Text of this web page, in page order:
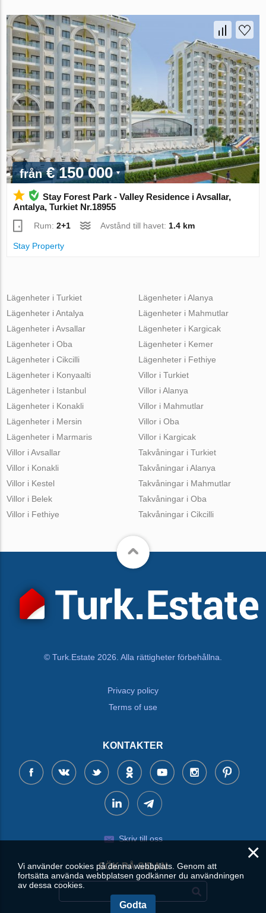
från€ 150 000
Stay Forest Park - Valley Residence i Avsallar,
Antalya, Turkiet Nr.18955
Rum:2+1 Avstånd till havet:1.4 km
Stay Property
Lägenheter i Turkiet
Lägenheter i Antalya
Lägenheter i Avsallar
Lägenheter i Oba
Lägenheter i Cikcilli
Lägenheter i Alanya
Lägenheter i Mahmutlar
Lägenheter i Kargicak
Lägenheter i Kemer
Lägenheter i Fethiye
Lägenheter i Konyaalti
Lägenheter i Istanbul
Lägenheter i Konakli
Lägenheter i Mersin
Lägenheter i Marmaris
Villor i Turkiet
Villor i Alanya
Villor i Mahmutlar
Villor i Oba
Villor i Kargicak
Villor i Avsallar
Villor i Konakli
Villor i Kestel
Villor i Belek
Villor i Fethiye
Takvåningar i Turkiet
Takvåningar i Alanya
Takvåningar i Mahmutlar
Takvåningar i Oba
Takvåningar i Cikcilli
© Turk.Estate 2026. Alla rättigheter förbehållna.
Privacy policy
Terms of use
KONTAKTER
Skriv till oss
SÖK PÅ SIDAN
×
Vi använder cookies på denna webbplats. Genom att
fortsätta använda webbplatsen godkänner du användningen
av dessa cookies.
Godta